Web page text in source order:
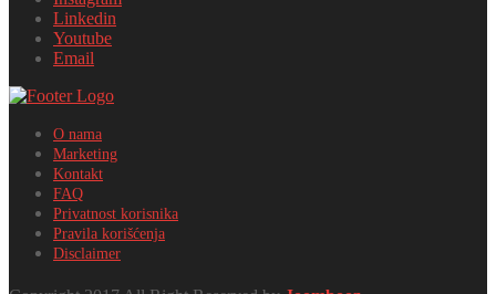
Linkedin
Youtube
Email
O nama
Marketing
Kontakt
FAQ
Privatnost korisnika
Pravila korišćenja
Disclaimer